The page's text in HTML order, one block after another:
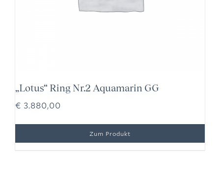
„Lotus“ Ring Nr.2 Aquamarin GG
€ 3.880,00